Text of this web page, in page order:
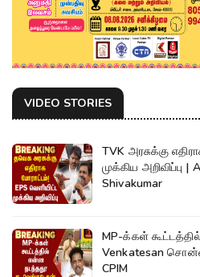
VIDEO STORIES
TVK அரசுக்கு
முக்கிய அறிவிப்பு
Shivakumar
MP-க்கள்
Venkatesan
CPIM